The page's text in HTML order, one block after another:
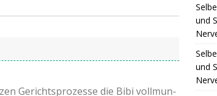
Gerichts­pro­zes­se die Bibi voll­mun­
und
und